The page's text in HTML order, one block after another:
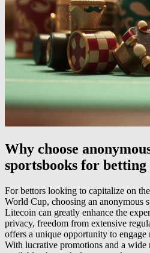
Why choose
sportsbooks for betting
For bettors looking to capitalize on
World Cup, choosing an anonymous
Litecoin can greatly enhance the
privacy, freedom from extensive
offers a unique opportunity to
With lucrative promotions and a wide